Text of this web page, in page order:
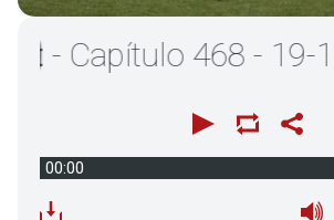
468 - 19-10-20
00:00